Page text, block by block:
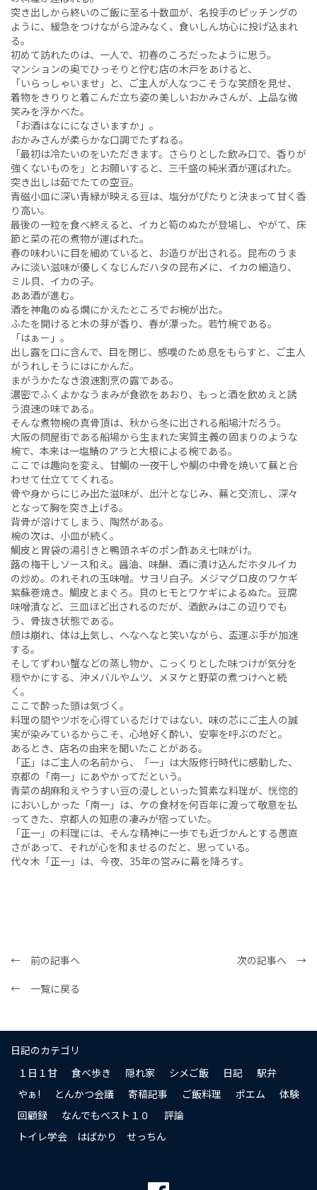
突き出しから終いのご飯に至る十数皿が、名投手のピッチングの
ように、緩急をつけながら淀みなく、食いしん坊心に投げ込まれ
る。
初めて訪れたのは、一人で、初春のころだったように思う。
マンションの奥でひっそりと佇む店の木戸をあけると、
「いらっしゃいませ」と、ご主人が人なつこそうな笑顔を見せ、
着物をきりりと着こんだ立ち姿の美しいおかみさんが、上品な微
笑みを浮かべた。
「お酒はなにになさいますか」。
おかみさんが柔らかな口調でたずねる。
「最初は冷たいのをいただきます。さらりとした飲み口で、香りが
強くないものを」とお願いすると、三千盛の純米酒が運ばれた。
突き出しは茹でたての空豆。
青磁小皿に深い青緑が映える豆は、塩分がぴたりと決まって甘く香
り高い。
最後の一粒を食べ終えると、イカと筍のぬたが登場し、やがて、床
節と菜の花の煮物が運ばれた。
春の味わいに目を細めていると、お造りが出される。昆布のうま
みに淡い滋味が優しくなじんだハタの昆布〆に、イカの細造り、
ミル貝、イカの子。
ああ酒が進む。
酒を神亀のぬる燗にかえたところでお椀が出た。
ふたを開けると木の芽が香り、春が漂った。若竹椀である。
「はぁー」。
出し露を口に含んで、目を閉じ、感嘆のため息をもらすと、ご主人
がうれしそうにはにかんだ。
まがうかたなき浪速割烹の露である。
濃密でふくよかなうまみが食欲をあおり、もっと酒を飲めえと誘
う浪速の味である。
そんな煮物椀の真骨頂は、秋から冬に出される船場汁だろう。
大阪の問屋街である船場から生まれた実質主義の固まりのような
椀で、本来は一塩鯖のアラと大根による椀である。
ここでは趣向を変え、甘鯛の一夜干しや鯛の中骨を焼いて蕪と合
わせて仕立ててくれる。
骨や身からにじみ出た滋味が、出汁となじみ、蕪と交流し、深々
となって胸を突き上げる。
背骨が溶けてしまう、陶然がある。
椀の次は、小皿が続く。
鯛皮と胃袋の湯引きと鴨頭ネギのポン酢あえ七味がけ。
蕗の梅干しソース和え。醤油、味醂、酒に漬け込んだホタルイカ
の炒め。のれそれの玉味噌。サヨリ白子。メジマグロ皮のワケギ
紫蘇巻焼き。鯛皮とまぐろ。貝のヒモとワケギによるぬた。豆腐
味噌漬など、三皿ほど出されるのだが、酒飲みはこの辺りでも
う、骨抜き状態である。
顔は崩れ、体は上気し、へなへなと笑いながら、盃運ぶ手が加速
する。
そしてずわい蟹などの蒸し物か、こっくりとした味つけが気分を
穏やかにする、沖メバルやムツ、メヌケと野菜の煮つけへと続
く。
ここで酔った頭は気づく。
料理の間やツボを心得ているだけではない、味の芯にご主人の誠
実が染みているからこそ、心地好く酔い、安寧を呼ぶのだと。
あるとき、店名の由来を聞いたことがある。
「正」はご主人の名前から、「一」は大阪修行時代に感動した、
京都の「南一」にあやかってだという。
青菜の胡麻和えやうすい豆の浸しといった質素な料理が、恍惚的
においしかった「南一」は、ケの食材を何百年に渡って敬意を払
ってきた、京都人の知恵の凄みが宿っていた。
「正一」の料理には、そんな精神に一歩でも近づかんとする愚直
さがあって、それが心を和ませるのだと、思っている。
代々木「正一」は、今夜、35年の営みに幕を降ろす。
← 前の記事へ
次の記事へ →
← 一覧に戻る
日記のカテゴリ
１日１甘
食べ歩き 隠れ家 シメご飯 日記
駅弁
やぁ!
とんかつ会議 寄稿記事 ご飯料理 ポエム
体験
回顧録
なんでもベスト１０
評論
トイレ学会 はばかり せっちん